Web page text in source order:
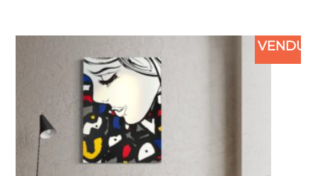
VENDU